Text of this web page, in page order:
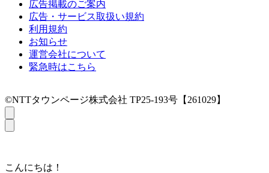
広告掲載のご案内
広告・サービス取扱い規約
利用規約
お知らせ
運営会社について
緊急時はこちら
©NTTタウンページ株式会社 TP25-193号【261029】
こんにちは！